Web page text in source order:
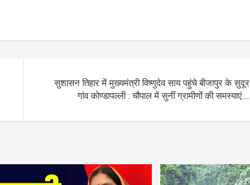
सुशासन तिहार में मुख्यमंत्री विष्णुदेव साय पहुंचे बीजापुर के सुदूर
गांव कोण्डापल्ली : चौपाल में सुनीं ग्रामीणों की समस्याएं….